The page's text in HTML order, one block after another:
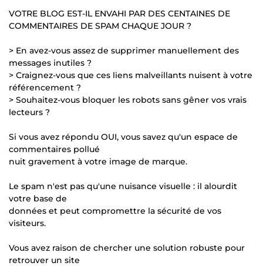
VOTRE BLOG EST-IL ENVAHI PAR DES CENTAINES DE
COMMENTAIRES DE SPAM CHAQUE JOUR ?
> En avez-vous assez de supprimer manuellement des
messages inutiles ?
> Craignez-vous que ces liens malveillants nuisent à votre
référencement ?
> Souhaitez-vous bloquer les robots sans gêner vos vrais
lecteurs ?
Si vous avez répondu OUI, vous savez qu'un espace de
commentaires pollué
nuit gravement à votre image de marque.
Le spam n'est pas qu'une nuisance visuelle : il alourdit
votre base de
données et peut compromettre la sécurité de vos
visiteurs.
Vous avez raison de chercher une solution robuste pour
retrouver un site